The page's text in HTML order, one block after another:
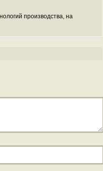
производства, на